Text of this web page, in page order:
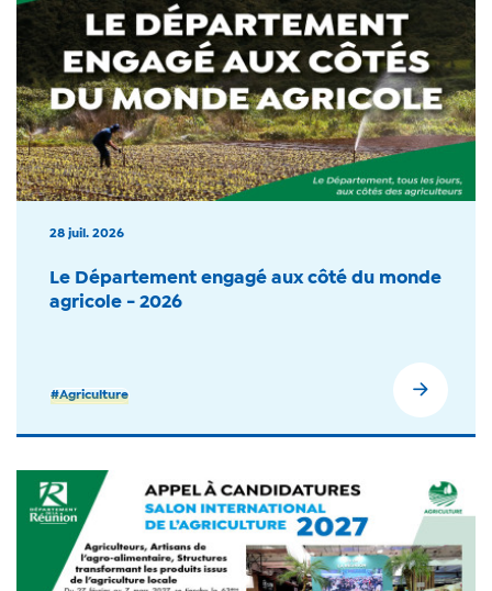
28 juil. 2026
Le Département engagé aux côté du monde
agricole - 2026
#Agriculture